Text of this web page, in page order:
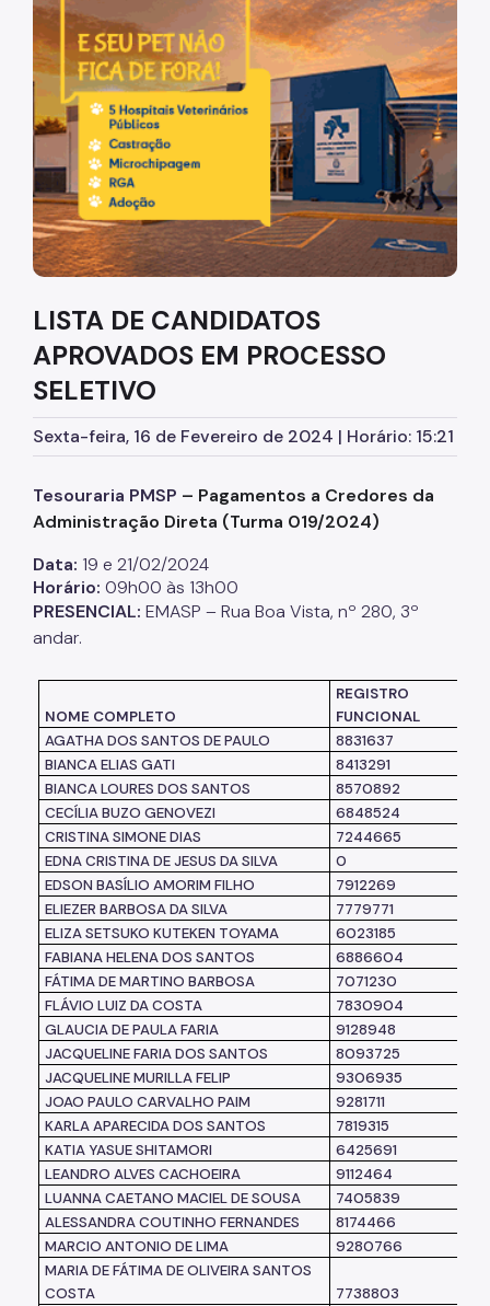
Diretrizes Institucionais
Organização
Legislação
Orientações
Infraestrutura
Agendamento de Salas
Dúvidas Frequentes
Formações da EMASP
Formações Oferecidas
Inscrições Abertas
Como se Inscrever
Listas de Seleção
Educadores
Dicas e Orientações
Notícias
Colegiado das Escolas de Governo
LISTA DE CANDIDATOS
APROVADOS EM PROCESSO
SELETIVO
Sexta-feira, 16 de Fevereiro de 2024 | Horário: 15:21
Tesouraria PMSP – Pagamentos a Credores da
Administração Direta (Turma 019/2024)
Data: 19 e 21/02/2024
Horário: 09h00 às 13h00
PRESENCIAL: EMASP – Rua Boa Vista, nº 280, 3º
andar.
NOME COMPLETO
REGISTRO
FUNCIONAL
AGATHA DOS SANTOS DE PAULO
8831637
BIANCA ELIAS GATI
8413291
BIANCA LOURES DOS SANTOS
8570892
CECÍLIA BUZO GENOVEZI
6848524
CRISTINA SIMONE DIAS
7244665
EDNA CRISTINA DE JESUS DA SILVA
0
EDSON BASÍLIO AMORIM FILHO
7912269
ELIEZER BARBOSA DA SILVA
7779771
ELIZA SETSUKO KUTEKEN TOYAMA
6023185
FABIANA HELENA DOS SANTOS
6886604
FÁTIMA DE MARTINO BARBOSA
7071230
FLÁVIO LUIZ DA COSTA
7830904
GLAUCIA DE PAULA FARIA
9128948
JACQUELINE FARIA DOS SANTOS
8093725
JACQUELINE MURILLA FELIP
9306935
JOAO PAULO CARVALHO PAIM
9281711
KARLA APARECIDA DOS SANTOS
7819315
KATIA YASUE SHITAMORI
6425691
LEANDRO ALVES CACHOEIRA
9112464
LUANNA CAETANO MACIEL DE SOUSA
7405839
ALESSANDRA COUTINHO FERNANDES
8174466
MARCIO ANTONIO DE LIMA
9280766
MARIA DE FÁTIMA DE OLIVEIRA SANTOS
COSTA
7738803